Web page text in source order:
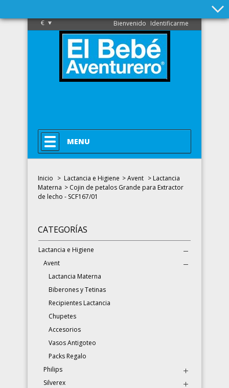
€ Bienvenido Identificarme
MENU
Inicio > Lactancia e Higiene >Avent > Lactancia
Materna > Cojin de petalos Grande para Extractor
de lecho - SCF167/01
CATEGORÍAS
Lactancia e Higiene
Avent
Lactancia Materna
Biberones y Tetinas
Recipientes Lactancia
Chupetes
Accesorios
Vasos Antigoteo
Packs Regalo
Philips
Silverex